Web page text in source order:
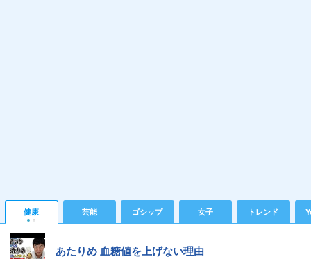
健康 芸能 ゴシップ 女子 トレンド
あたりめ 血糖値を上げない理由